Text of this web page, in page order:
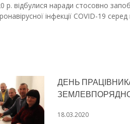
відбулися наради стосовно
інфекції COVID-19
ДЕНЬ
18.03.2020